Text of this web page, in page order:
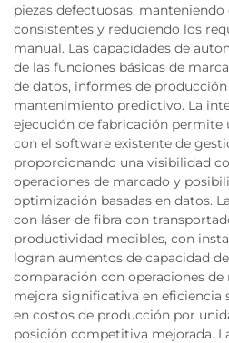
piezas defectuosas, manteniendo
consistentes y reduciendo los
manual. Las capacidades de
de las funciones básicas de
de datos, informes de
mantenimiento predictivo. La
ejecución de fabricación permite
con el software existente de
proporcionando una visibilidad
operaciones de marcado y
optimización basadas en datos.
con láser de fibra con
productividad medibles, con
logran aumentos de capacidad
comparación con operaciones de
mejora significativa en eficiencia
en costos de producción por
posición competitiva mejorada.